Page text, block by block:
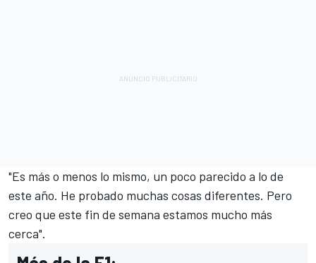
"Es más o menos lo mismo, un poco parecido a lo de
este año. He probado muchas cosas diferentes. Pero
creo que este fin de semana estamos mucho más
cerca".